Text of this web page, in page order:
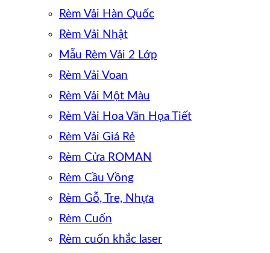
Rèm Vải Hàn Quốc
Rèm Vải Nhật
Mẫu Rèm Vải 2 Lớp
Rèm Vải Voan
Rèm Vải Một Màu
Rèm Vải Hoa Văn Họa Tiết
Rèm Vải Giá Rẻ
Rèm Cửa ROMAN
Rèm Cầu Vồng
Rèm Gỗ, Tre, Nhựa
Rèm Cuốn
Rèm cuốn khắc laser